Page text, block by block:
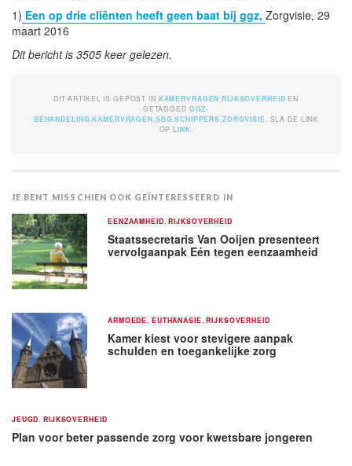
1) Een op drie cliënten heeft geen baat bij ggz, Zorgvisie, 29
maart 2016
Dit bericht is 3505 keer gelezen.
DIT ARTIKEL IS GEPOST IN KAMERVRAGEN ,RIJKSOVERHEID EN
GETAGGED GGZ-
BEHANDELING ,KAMERVRAGEN SBG ,SCHIPPERS ZORGVISIE . SLA DE LINK
OPLINK
JE BENT MISSCHIEN OOK GEÏNTERESSEERD IN
EENZAAMHEID ,RIJKSOVERHEID
Staatssecretaris Van Ooijen presenteert
vervolgaanpak Eén tegen eenzaamheid
ARMOEDE EUTHANASIE ,RIJKSOVERHEID
Kamer kiest voor stevigere aanpak
schulden en toegankelijke zorg
JEUGD ,RIJKSOVERHEID
Plan voor beter passende zorg voor kwetsbare jongeren